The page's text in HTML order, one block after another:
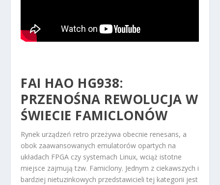
FAI HAO HG938:
PRZENOŚNA REWOLUCJA W
ŚWIECIE FAMICLONÓW
Rynek urządzeń retro przeżywa obecnie renesans, a
obok zaawansowanych emulatorów opartych na
układach FPGA czy systemach Linux, wciąż istotne
miejsce zajmują tzw. Famiclony. Jednym z ciekawszych i
bardziej nietuzinkowych przedstawicieli tej kategorii jest